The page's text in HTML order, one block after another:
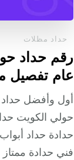
حداد مظلات
عام تفصيل
أول وأفضل
حولي الكويت
حدادة حداد
فني حدادة